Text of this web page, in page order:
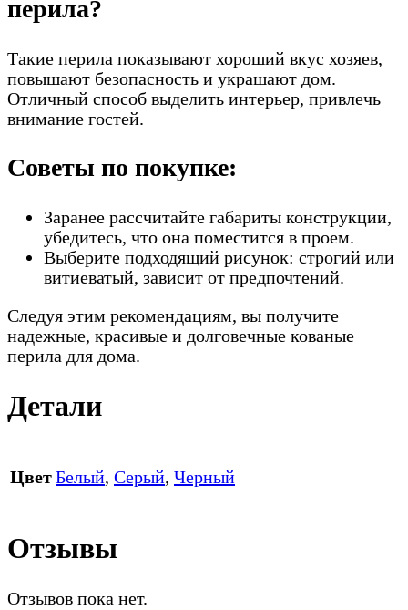
перила?
Такие перила показывают хороший вкус хозяев,
повышают безопасность и украшают дом.
Отличный способ выделить интерьер, привлечь
внимание гостей.
Советы по покупке:
Заранее рассчитайте габариты конструкции,
убедитесь, что она поместится в проем.
Выберите подходящий рисунок: строгий или
витиеватый, зависит от предпочтений.
Следуя этим рекомендациям, вы получите
надежные, красивые и долговечные кованые
перила для дома.
Детали
ЦветБелый, Серый, Черный
Отзывы
Отзывов пока нет.